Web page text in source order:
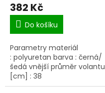
382 Kč
Do košíku
Parametry materiál
: polyuretan barva : černá/
šedá vnější průměr volantu
[cm] : 38